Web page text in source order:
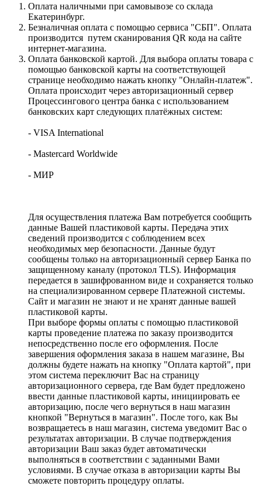
Оплата наличными при самовывозе со склада
Екатеринбург.
Безналичная оплата с помощью сервиса "СБП". Оплата
производится путем сканирования QR кода на сайте
интернет-магазина.
Оплата банковской картой. Для выбора оплаты товара с
помощью банковской карты на соответствующей
странице необходимо нажать кнопку "Онлайн-платеж".
Оплата происходит через авторизационный сервер
Процессингового центра банка с использованием
банковских карт следующих платёжных систем:
- VISA International
- Mastercard Worldwide
- МИР
Для осуществления платежа Вам потребуется сообщить
данные Вашей пластиковой карты. Передача этих
сведений производится с соблюдением всех
необходимых мер безопасности. Данные будут
сообщены только на авторизационный сервер Банка по
защищенному каналу (протокол TLS). Информация
передается в зашифрованном виде и сохраняется только
на специализированном сервере Платежной системы.
Сайт и магазин не знают и не хранят данные вашей
пластиковой карты.
При выборе формы оплаты с помощью пластиковой
карты проведение платежа по заказу производится
непосредственно после его оформления. После
завершения оформления заказа в нашем магазине, Вы
должны будете нажать на кнопку "Оплата картой", при
этом система переключит Вас на страницу
авторизационного сервера, где Вам будет предложено
ввести данные пластиковой карты, инициировать ее
авторизацию, после чего вернуться в наш магазин
кнопкой "Вернуться в магазин". После того, как Вы
возвращаетесь в наш магазин, система уведомит Вас о
результатах авторизации. В случае подтверждения
авторизации Ваш заказ будет автоматически
выполняться в соответствии с заданными Вами
условиями. В случае отказа в авторизации карты Вы
сможете повторить процедуру оплаты.